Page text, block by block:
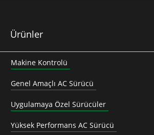
Ürünler
Makine Kontrolü
Genel Amaçlı AC Sürücü
Uygulamaya Özel Sürücüler
Yüksek Performans AC Sürücü